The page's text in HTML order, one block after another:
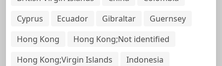
Cyprus
Ecuador Gibraltar
Guernsey
Hong Kong
Hong Kong;Not identified
Hong Kong;Virgin Islands
Indonesia